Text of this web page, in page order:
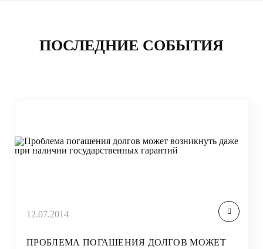
ПОСЛЕДНИЕ СОБЫТИЯ
12.07.2014
ПРОБЛЕМА ПОГАШЕНИЯ ДОЛГОВ МОЖЕТ